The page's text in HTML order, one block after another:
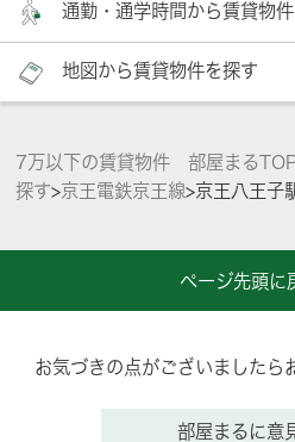
通勤・通学時間から賃貸物
地図から賃貸物件を探す
7万以下の賃貸物件 部屋まる
探す>京王電鉄京王線>京王八王子
ページ先頭に
お気づきの点がございましたら
部屋まるに意